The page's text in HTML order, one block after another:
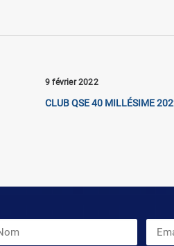
9 février 2022
CLUB QSE 40 MILLÉSIME